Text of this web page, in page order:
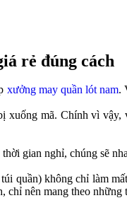
rẻ đúng cách
xưởng may quần lót nam.
mã. Chính vì
gian nghỉ, chúng sẽ
không chỉ làm
nên mang theo